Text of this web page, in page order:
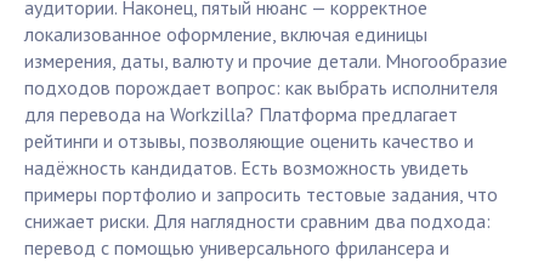
аудитории. Наконец, пятый нюанс — корректное
локализованное оформление, включая единицы
измерения, даты, валюту и прочие детали. Многообразие
подходов порождает вопрос: как выбрать исполнителя
для перевода на Workzilla? Платформа предлагает
рейтинги и отзывы, позволяющие оценить качество и
надёжность кандидатов. Есть возможность увидеть
примеры портфолио и запросить тестовые задания, что
снижает риски. Для наглядности сравним два подхода:
перевод с помощью универсального фрилансера и